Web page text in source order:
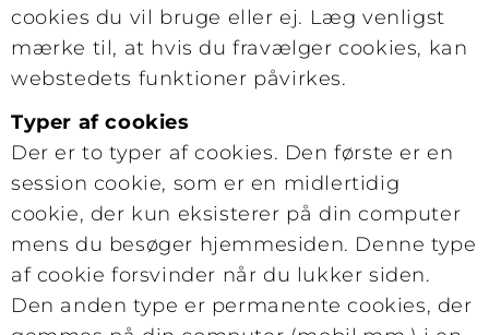
cookies du vil bruge eller ej. Læg venligst
mærke til, at hvis du fravælger cookies, kan
webstedets funktioner påvirkes.
Typer af cookies
Der er to typer af cookies. Den første er en
session cookie, som er en midlertidig
cookie, der kun eksisterer på din computer
mens du besøger hjemmesiden. Denne type
af cookie forsvinder når du lukker siden.
Den anden type er permanente cookies, der